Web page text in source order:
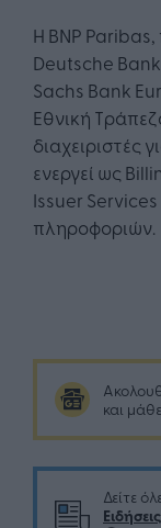
Η BNP
Deutsche
Sachs Bank
Εθνική
διαχειριστές
ενεργεί ως
Issuer
πληροφοριών.
και
Δείτε
Ειδήσεις